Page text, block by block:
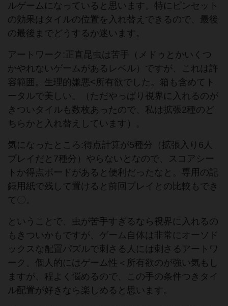
ルゲームになっていると思います。特にピンセット
の効果はタイルの位置を入れ替えできるので、最後
の最後までどうするか迷います。
アートワーク:正直昆虫は苦手（メドゥとかいくつ
かやれないゲームがあるレベル）ですが、これは許
容範囲。生理的嫌悪<所有欲でした。箱も含めてト
ータルで美しい。（ただやっぱり視界に入れるのが
きついタイルも数枚あったので、私は拡張2種のど
ちらかと入れ替えしています）。
気になったところ:得点計算が5種分（拡張入り6人
プレイだと7種分）やらないとなので、スコアシー
トか得点ボードがあると便利だったなと。専用の記
録用紙で残して置けると前回プレイとの比較もでき
て〇。
ということで、虫が苦手すぎるなら視界に入れるの
もきついかもですが、ゲーム自体は非常にオーソド
ックスな配置パズルで刺さる人には刺さるアートワ
ーク。個人的にはゲーム性＜所有欲のが強い気もし
ますが、程よく悩めるので、この手の条件つきタイ
ル配置が好きなら楽しめると思います。